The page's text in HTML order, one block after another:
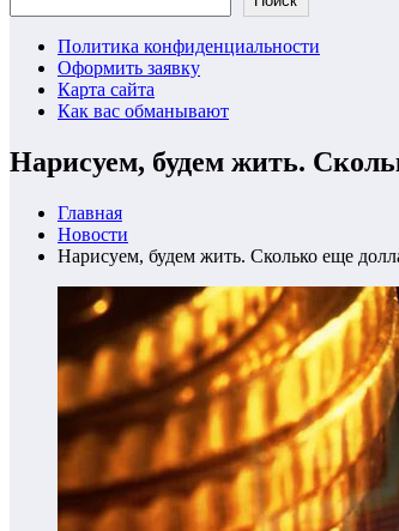
Политика конфиденциальности
Оформить заявку
Карта сайта
Как вас обманывают
Нарисуем, будем жить.
Главная
Новости
Нарисуем, будем жить. Сколько еще